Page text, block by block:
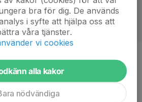
11 år
bra för dig. De används
i syfte att hjälpa oss att
våra tjänster.
vi cookies
alla kakor
nödvändiga